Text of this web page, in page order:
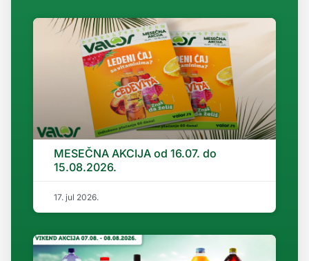
MESEČNA AKCIJA od 16.07. do
15.08.2026.
17. jul 2026.